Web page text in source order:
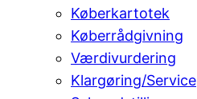
Køberkartotek
Køberrådgivning
Værdivurdering
Klargøring/Service